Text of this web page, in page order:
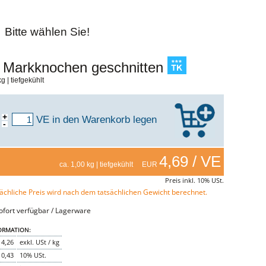
Bitte wählen Sie!
geschnitten
| tiefgekühlt
+
- VEin den Warenkorb legen
ca. 1,00 kg | tiefgekühlt EUR4,69 / VE
Preis inkl. 10% USt.
Preis wird nach dem tatsächlichen Gewicht berechnet.
verfügbar / Lagerware
4,26
exkl. USt / kg
0,43
10% USt.